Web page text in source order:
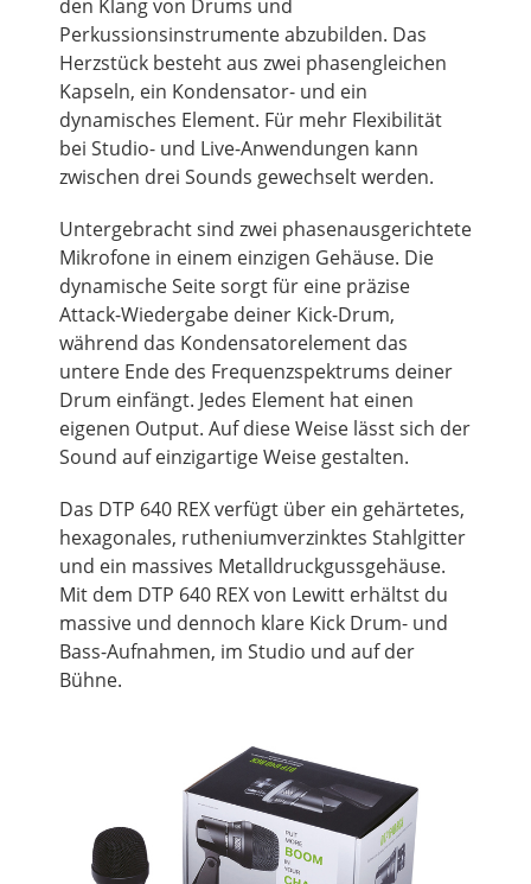
den Klang von Drums und
Perkussionsinstrumente abzubilden. Das
Herzstück besteht aus zwei phasengleichen
Kapseln, ein Kondensator- und ein
dynamisches Element. Für mehr Flexibilität
bei Studio- und Live-Anwendungen kann
zwischen drei Sounds gewechselt werden.
Untergebracht sind zwei phasenausgerichtete
Mikrofone in einem einzigen Gehäuse. Die
dynamische Seite sorgt für eine präzise
Attack-Wiedergabe deiner Kick-Drum,
während das Kondensatorelement das
untere Ende des Frequenzspektrums deiner
Drum einfängt. Jedes Element hat einen
eigenen Output. Auf diese Weise lässt sich der
Sound auf einzigartige Weise gestalten.
Das DTP 640 REX verfügt über ein gehärtetes,
hexagonales, rutheniumverzinktes Stahlgitter
und ein massives Metalldruckgussgehäuse.
Mit dem DTP 640 REX von Lewitt erhältst du
massive und dennoch klare Kick Drum- und
Bass-Aufnahmen, im Studio und auf der
Bühne.